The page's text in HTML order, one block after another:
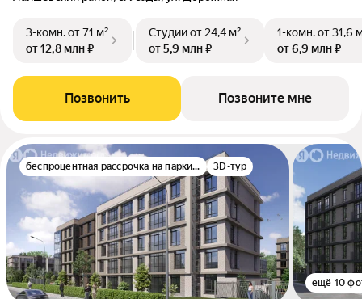
3-комн.от 71 м²
от 12,8 млн ₽
Студииот 24,4 м²
от 5,9 млн ₽
1-комн.от 31,6
от 6,9 млн ₽
Позвонить Позвоните мне
беспроцентная рассрочка на паркинг 3D-тур
ещё 10